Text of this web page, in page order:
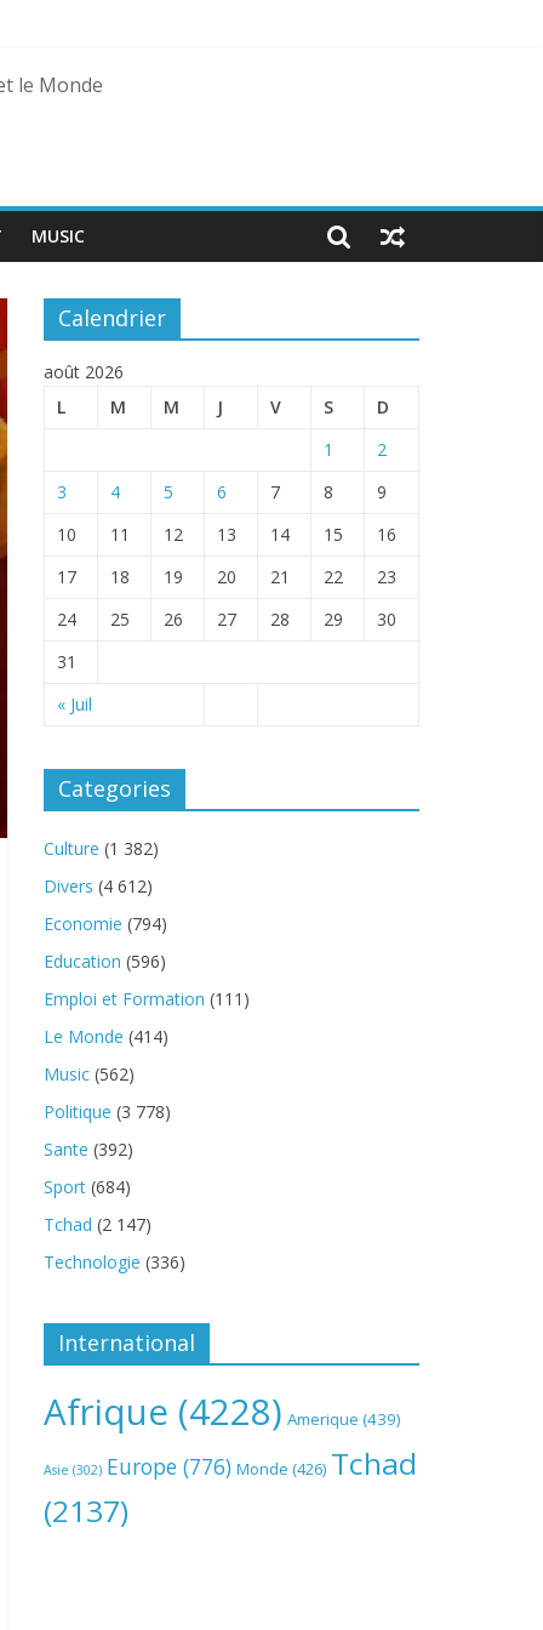
le Monde
MUSIC
Calendrier
août 2026
L
M M J V S D
« Juil
1
2
3
4 5 6 7 8
9
10
11 12 13 14 15
16
17
18 19 20 21 22
23
24
25 26 27 28 29
30
31
Categories
Culture (1 382)
Divers (4 612)
Economie (794)
Education (596)
Emploi et Formation (111)
Le Monde (414)
Music (562)
Politique (3 778)
Sante (392)
Sport (684)
Tchad (2 147)
Technologie (336)
International
Afrique (4228) Amerique (439)
Asie (302) Europe (776) Monde (426) Tchad
(2137)